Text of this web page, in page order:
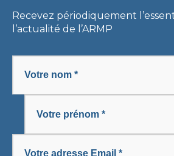
Recevez périodiquement
l’actualité de l’ARMP